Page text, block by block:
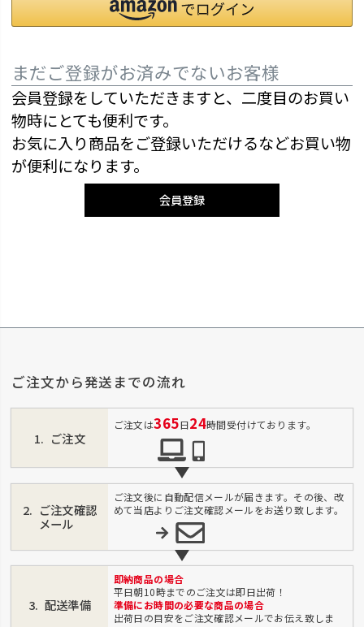
まだご登録がお済みでないお客様
会員登録をしていただきますと、二度目のお買い
物時にとても便利です。
お気に入り商品をご登録いただけるなどお買い物
が便利になります。
会員登録
ご注文から発送までの流れ
ご注文
ご注文は365日24時間受付けております。
ご注文確認
メール
ご注文後に自動配信メールが届きます。その後、改
めて当店よりご注文確認メールをお送り致します。
配送準備
即納商品の場合
平日朝10時までのご注文は即日出荷！
準備にお時間の必要な商品の場合
出荷日の目安をご注文確認メールでお伝え致しま